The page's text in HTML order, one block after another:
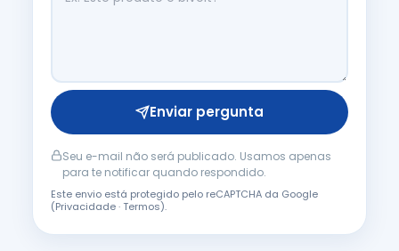
Enviar pergunta
Seu e-mail não será publicado. Usamos apenas
para te notificar quando respondido.
Este envio está protegido pelo reCAPTCHA da Google
(Privacidade·Termos).